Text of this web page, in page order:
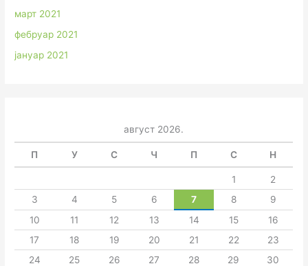
март 2021
фебруар 2021
јануар 2021
август 2026.
П У С Ч П С Н
1
2
3
4 5 6 7 8
9
10
11 12 13 14 15
16
17
18 19 20 21 22
23
24
25 26 27 28 29
30